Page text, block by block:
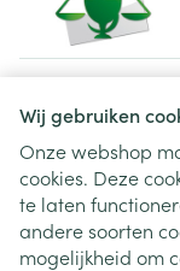
Wij gebruiken
Onze webshop
cookies. Deze
te laten
andere soorten
mogelijkheid om
Juridische links